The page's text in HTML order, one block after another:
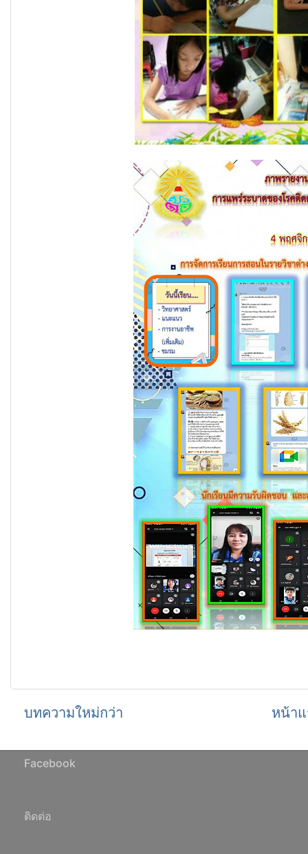
บทความใหม่กว่า หน้า
Facebook
ติดต่อ